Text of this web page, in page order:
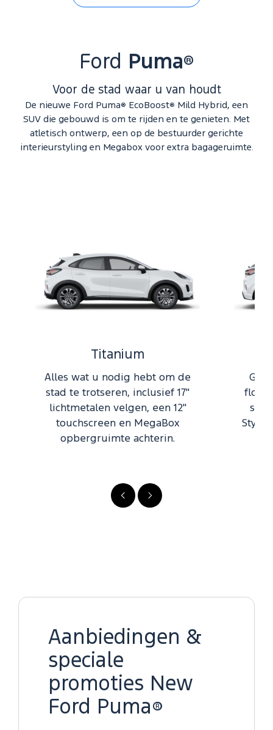
Ford Puma®
Voor de stad waar u van houdt
De nieuwe Ford Puma® EcoBoost®
Mild Hybrid, een
SUV die gebouwd is om te rijden en te genieten. Met
atletisch ontwerp, een op de bestuurder gerichte
interieurstyling en Megabox voor extra bagageruimte.
Volgende
Vorige
Titanium
Alles wat u nodig hebt om de
stad te trotseren, inclusief 17"
lichtmetalen velgen, een 12"
touchscreen en MegaBox
opbergruimte achterin.
Aanbiedingen &
speciale
promoties New
Ford Puma®